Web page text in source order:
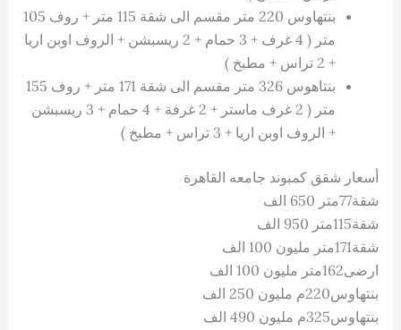
بنتهاوس 220 متر مقسم الى شقة 115 متر + روف 105
متر ( 4 غرف + 3 حمام + 2 ريسبشن + الروف اوبن اريا
+ 2 تراس + مطبخ )
بنتاهوس 326 متر مقسم الى شقة 171 متر + روف 155
متر ( 2 غرف ماستر + 2 غرفة + 4 حمام + 3 ريسبشن
+ الروف اوبن اريا + 3 تراس + مطبخ )
أسعار شقق كمبوند جامعه القاهرة
شقة77متر 650 الف
شقة115متر 950 الف
شقة171متر مليون 100 الف
ارضى162متر مليون 100 الف
بنتهاوس220م مليون 250 الف
بنتهاوس325م مليون 490 الف